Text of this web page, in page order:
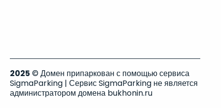
2025 © Домен припаркован с помощью сервиса
SigmaParking | Сервис SigmaParking не является
администратором домена bukhonin.ru